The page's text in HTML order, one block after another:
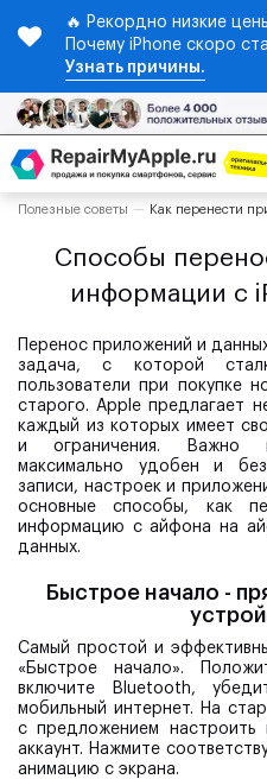
🔥 Рекордно низкие
Почему iPhone скоро
Узнать причины.
Полезные советы Как перенести
Способы
информации с
Перенос приложений и
задача, с которой
пользователи при покупке
старого. Apple предлагает
каждый из которых имеет
и ограничения. Важно
максимально удобен и
записи, настроек и
основные способы, как
информацию с айфона на
данных.
Быстрое начало -
Самый простой и
«Быстрое начало».
включите Bluetooth,
мобильный интернет. На
с предложением
аккаунт. Нажмите
анимацию с экрана.